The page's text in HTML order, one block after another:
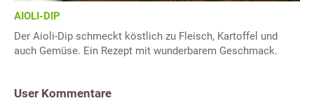
AIOLI-DIP
Der Aioli-Dip schmeckt köstlich zu Fleisch, Kartoffel und
auch Gemüse. Ein Rezept mit wunderbarem Geschmack.
User Kommentare